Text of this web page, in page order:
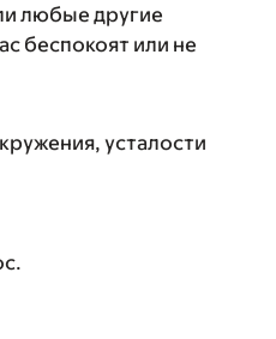
любые другие
беспокоят или не
усталости